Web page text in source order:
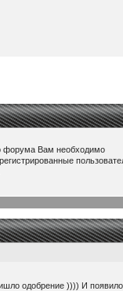
форума Вам необходимо
одобрение )))) И